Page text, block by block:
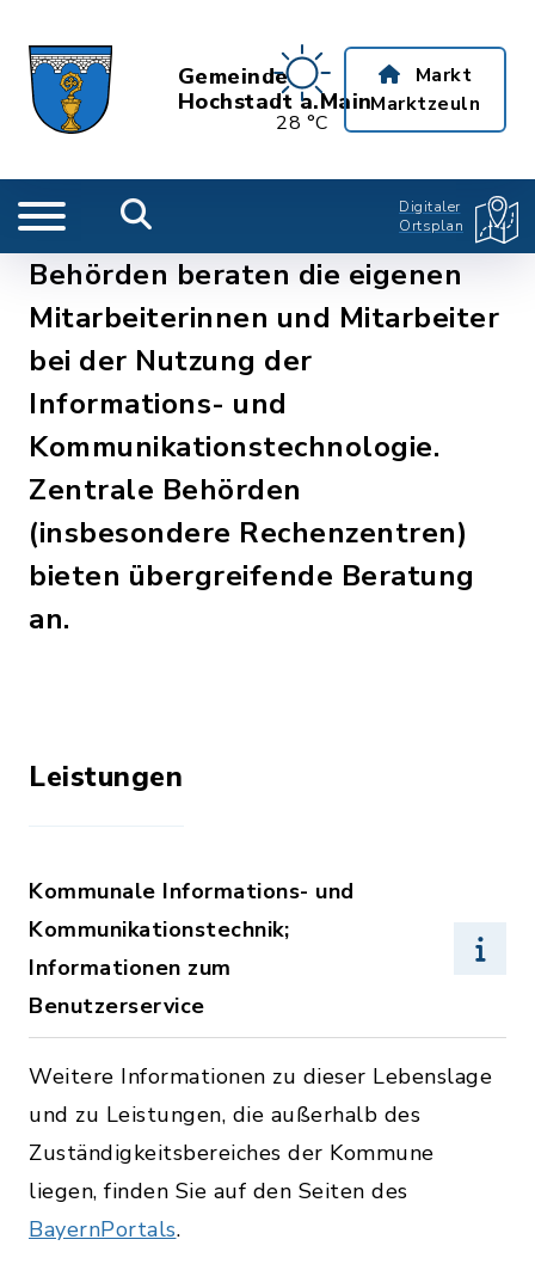
Gemeinde
Hochstadt a.Main
28 °C
Markt
Marktzeuln
Digitaler
Ortsplan
Behörden beraten die eigenen
Mitarbeiterinnen und Mitarbeiter
bei der Nutzung der
Informations- und
Kommunikationstechnologie.
Zentrale Behörden
(insbesondere Rechenzentren)
bieten übergreifende Beratung
an.
Leistungen
Kommunale Informations- und
Kommunikationstechnik;
Informationen zum
Benutzerservice
Weitere Informationen zu dieser Lebenslage
und zu Leistungen, die außerhalb des
Zuständigkeitsbereiches der Kommune
liegen, finden Sie auf den Seiten des
BayernPortals.